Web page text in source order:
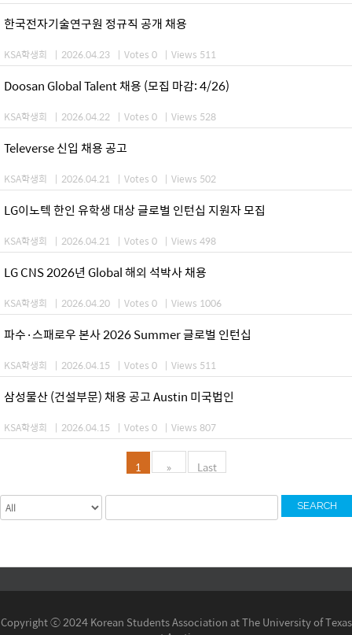
한국전자기술연구원 정규직 공개 채용
KSA학생회 | 2026.04.23 | Votes 0 | Views 511
Doosan Global Talent 채용 (모집 마감: 4/26)
KSA학생회 | 2026.04.22 | Votes 0 | Views 528
Televerse 신입 채용 공고
KSA학생회 | 2026.04.21 | Votes 0 | Views 502
LG이노텍 한인 유학생 대상 글로벌 인턴십 지원자 모집
KSA학생회 | 2026.04.21 | Votes 0 | Views 498
LG CNS 2026년 Global 해외 석박사 채용
KSA학생회 | 2026.04.20 | Votes 0 | Views 1006
파수·스패로우 본사 2026 Summer 글로벌 인턴십
KSA학생회 | 2026.04.15 | Votes 0 | Views 511
삼성물산 (건설부문) 채용 공고 Austin 미국법인
KSA학생회 | 2026.04.15 | Votes 0 | Views 807
1 » Last
SEARCH
Copyright ⓒ 2024 Korean Students Association at The University of Texas